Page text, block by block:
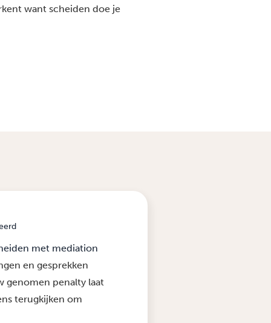
want scheiden doe je
met mediation
en gesprekken
genomen penalty laat
terugkijken om